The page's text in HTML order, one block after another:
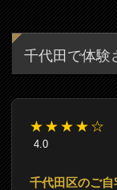
千代田で体験
★★★★☆
4.0
千代田区のご